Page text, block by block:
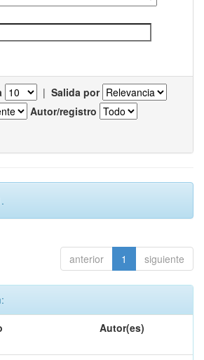
| Salida por
Autor/registro
anterior 1 siguiente
Autor(es)